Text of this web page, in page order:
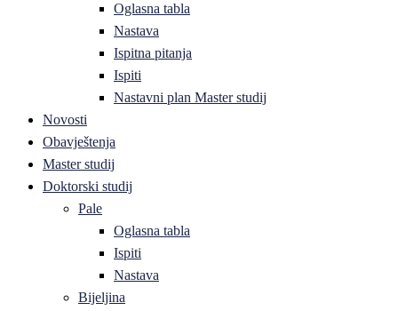
Oglasna tabla
Nastava
Ispitna pitanja
Ispiti
Nastavni plan Master studij
Novosti
Obavještenja
Master studij
Doktorski studij
Pale
Oglasna tabla
Ispiti
Nastava
Bijeljina